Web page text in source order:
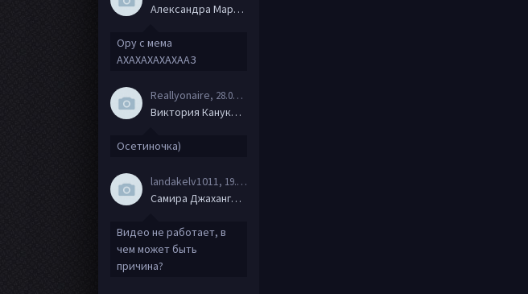
Александра Маркова
Ору с мема
АХАХАХАХАХААЗ
Reallyonaire, 28.06.20
Виктория Канукова
Осетиночка)
landakelv1011 , 19.06.20
Самира Джахангирова
Видео не работает, в
чем может быть
причина?